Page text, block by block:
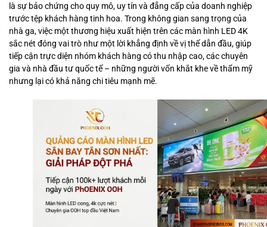
là sự bảo chứng cho quy mô, uy tín và đẳng cấp của doanh nghiệp
trước tệp khách hàng tinh hoa. Trong không gian sang trọng của
nhà ga, việc một thương hiệu xuất hiện trên các màn hình LED 4K
sắc nét đóng vai trò như một lời khẳng định về vị thế dẫn đầu, giúp
tiếp cận trực diện nhóm khách hàng có thu nhập cao, các chuyên
gia và nhà đầu tư quốc tế – những người vốn khắt khe về thẩm mỹ
nhưng lại có khả năng chi tiêu mạnh mẽ.